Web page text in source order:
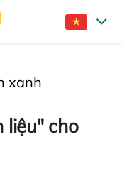
xanh
liệu" cho